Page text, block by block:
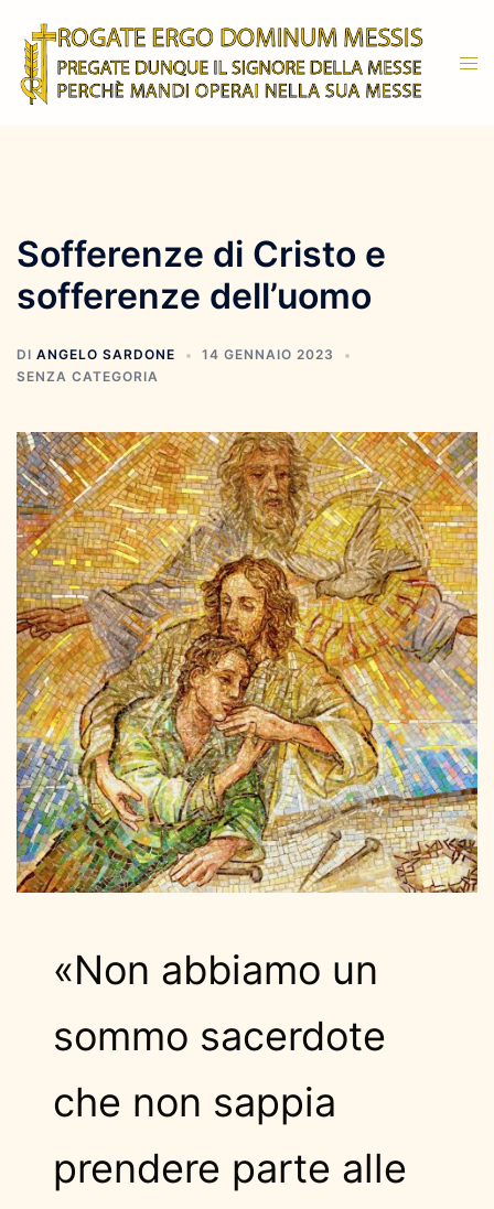
contenuto
Sofferenze di Cristo e
sofferenze dell’uomo
DI ANGELO SARDONE
14 GENNAIO 2023
SENZA CATEGORIA
«Non abbiamo un
sommo sacerdote
che non sappia
prendere parte alle